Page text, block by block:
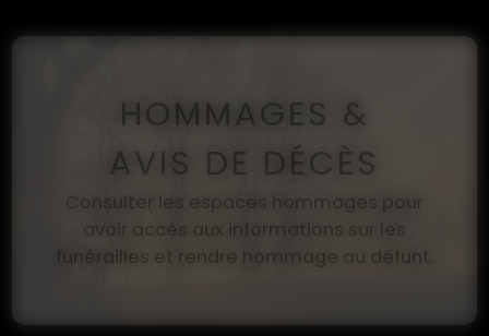
HOMMAGES &
AVIS DE DÉCÈS
Consulter les espaces hommages pour
avoir accès aux informations sur les
funérailles et rendre hommage au défunt.